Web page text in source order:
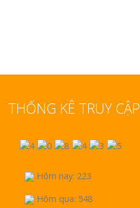
THỐNG KÊ TRUY CẬP
Hôm nay: 223
Hôm qua: 548